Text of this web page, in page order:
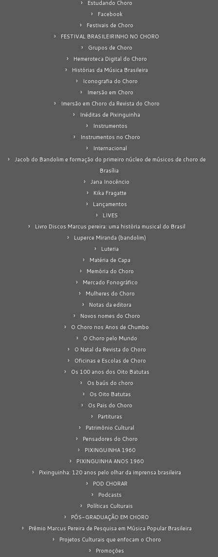
Estudando Choro
Facebook
Festivais de Choro
FESTIVAL BRASILEIRINHO NO CHORO
Grupos de Choro
Hemeroteca Digital do Choro
Histórias da Música Brasileira
Iconografia do Choro
Imersão em Choro
Imersão em Choro da Revista do Choro
Inéditas de Pixinguinha
Instrumentos
Instrumentos no Choro
Internacional
Jacob do Bandolim e formação do primeiro núcleo de músicos de choro de
Brasília
Jana Inocêncio
Kika Fragatte
Lançamentos
LIVES
Livro Discos Marcus pereira: uma história musical do Brasil
Luperce Miranda (bandolim)
Luteria
Matéria de Capa
Memória do Choro
Mercado Fonográfico
Mulheres do Choro
Notas da editora
Novos nomes do Choro
O Choro nos Anos de Chumbo
O Choro pelo Mundo
O Natal da Revista do Choro
Oficinas e Escolas de Choro
Os 100 anos dos Oito Batutas
Os baús do choro
Os Oito Batutas
Os Pais do Choro
Partituras
Patrimônio Cultural
Pensadores do Choro
PIXINGUINHA 1960
PIXINGUINHA ANOS 1960
Pixinguinha: 120 anos pelo olhar da imprensa brasileira
POD CHORAR
Podcasts
Políticas Culturais
PÓS-GRADUAÇÃO EM CHORO
Prêmio Marcus Pereira de Pesquisa em Música Popular Brasileira
Projetos Culturais que enfocam o Choro
Promoções